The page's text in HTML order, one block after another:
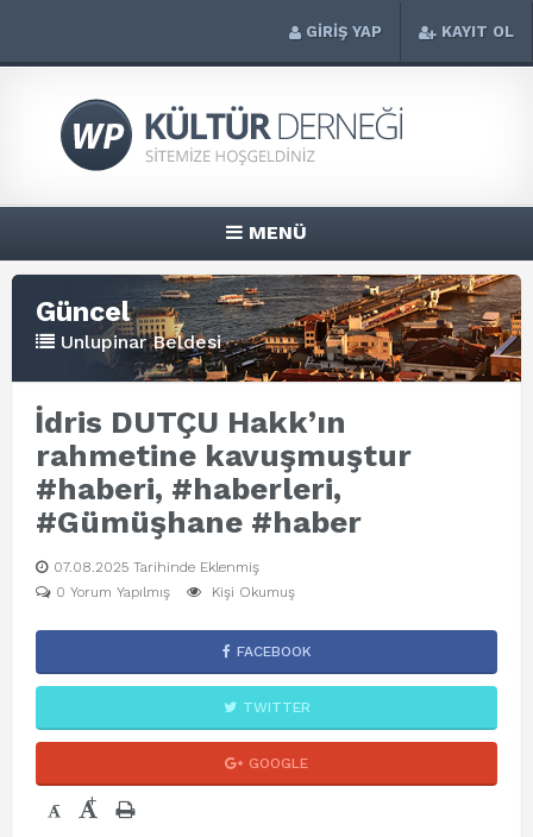
GİRİŞ YAP KAYIT OL
MENÜ
Güncel
Unlupinar Beldesi
İdris DUTÇU Hakk’ın
rahmetine kavuşmuştur
#haberi, #haberleri,
#Gümüşhane #haber
07.08.2025 Tarihinde Eklenmiş
0 Yorum Yapılmış
Kişi Okumuş
FACEBOOK
TWITTER
GOOGLE
- +